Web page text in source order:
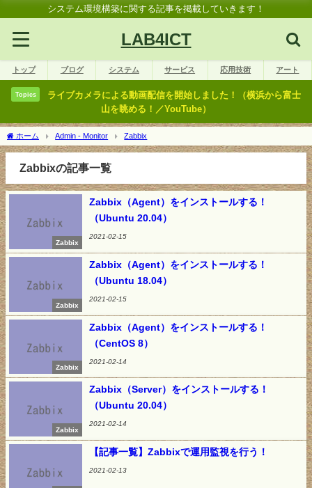
システム環境構築に関する記事を掲載していきます！
LAB4ICT
トップ ブログ システム サービス 応用技術 アート
Topics
ライブカメラによる動画配信を開始しました！（横浜から富士
山を眺める！／YouTube）
ホーム Admin - Monitor Zabbix
Zabbixの記事一覧
Zabbix
Zabbix（Agent）をインストールする！
（Ubuntu 20.04）
2021-02-15
Zabbix
Zabbix（Agent）をインストールする！
（Ubuntu 18.04）
2021-02-15
Zabbix
Zabbix（Agent）をインストールする！
（CentOS 8）
2021-02-14
Zabbix
Zabbix（Server）をインストールする！
（Ubuntu 20.04）
2021-02-14
【記事一覧】Zabbixで運用監視を行う！
2021-02-13